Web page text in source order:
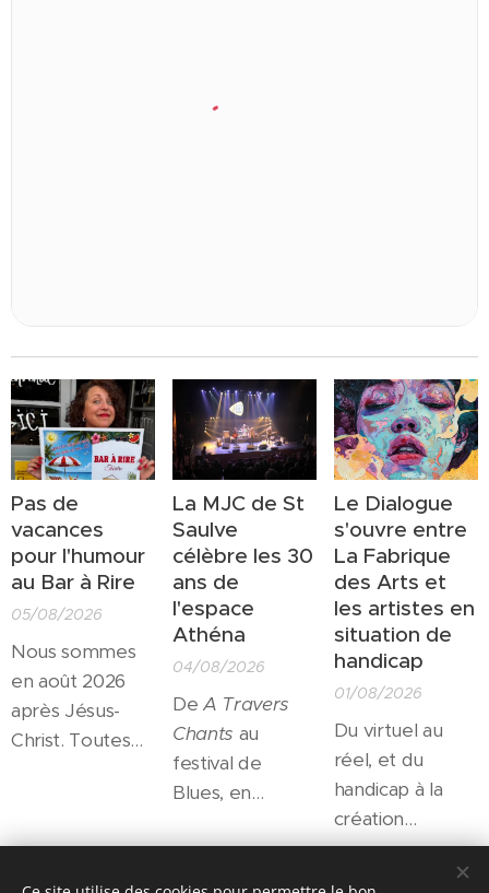
Pas de
vacances
pour l'humour
au Bar à Rire
05/08/2026
Nous sommes
en août 2026
après Jésus-
Christ. Toutes
Non! Un petit
La MJC de St
Saulve
célèbre les 30
ans de
l'espace
Athéna
04/08/2026
De A Travers
Chants au
festival de
Blues, en
résidences
d'artistes et le
Le Dialogue
s'ouvre entre
La Fabrique
des Arts et
les artistes en
situation de
handicap
01/08/2026
Du virtuel au
réel, et du
handicap à la
création
artistique, autant
de passerelles
Share